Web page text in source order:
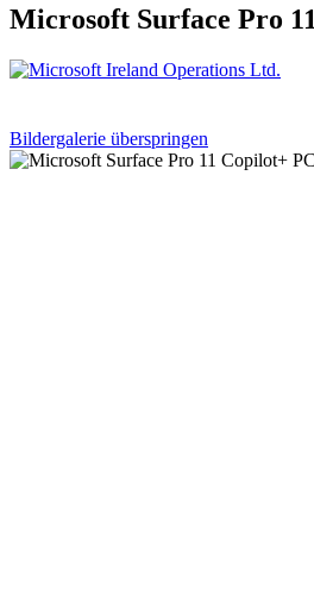
Microsoft Surface Pro
Bildergalerie überspringen